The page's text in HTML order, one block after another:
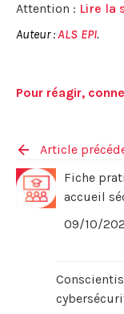
Attention : Lire la
Auteur :ALS EPI.
Pour réagir,
Article
Fiche
accueil
09/10/